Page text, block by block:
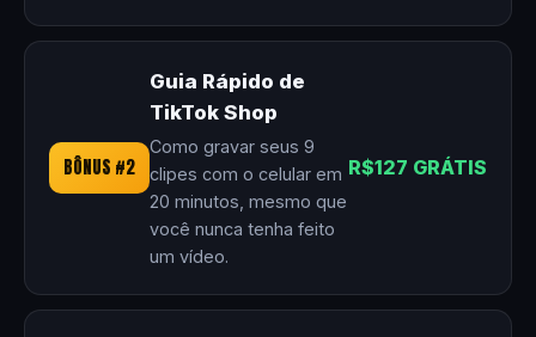
BÔNUS #2
Guia Rápido de
TikTok Shop
Como gravar seus 9
clipes com o celular em
20 minutos, mesmo que
você nunca tenha feito
um vídeo.
R$127 GRÁTIS